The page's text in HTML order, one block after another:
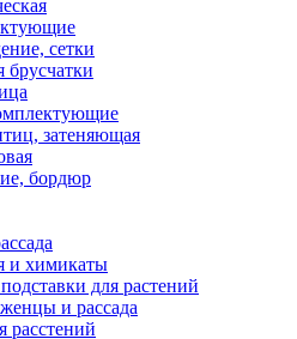
сетки
затеняющая
бордюр
и химикаты
для растений
и рассада
расстений